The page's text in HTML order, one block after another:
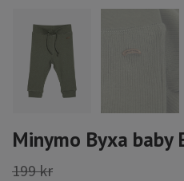
Minymo Byxa
199 kr